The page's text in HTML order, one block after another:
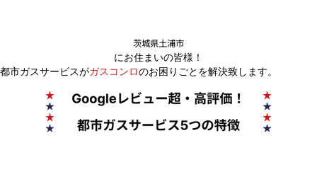
にお住まいの皆様！
茨城県土浦市
都市ガスサービスがガスコンロのお困りごとを解決致します。